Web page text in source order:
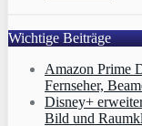
Wichtige Beiträge
Amazon Prime
Fernseher,
Disney+
Bild und